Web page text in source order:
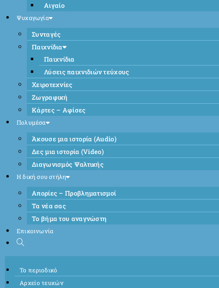
Αιγαίο
Ψυχαγωγία
Συνταγές
Παιχνίδια
Παιχνίδια
Λύσεις παιχνιδιών τεύχους
Χειροτεχνίες
Ζωγραφική
Κάρτες – Αφίσες
Πολυμέσα
Άκουσε μια ιστορία (Audio)
Δες μια ιστορία (Video)
Διαγωνισμός Ψαλτικής
Η δική σου στήλη
Απορίες – Προβληματισμοί
Τα νέα σας
Το βήμα του αναγνώστη
Επικοινωνία
Το περιοδικό
Αρχείο τευχών